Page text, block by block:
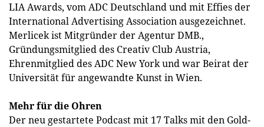
LIA Awards, vom ADC Deutschland und mit Effies der
International Advertising Association ausgezeichnet.
Merlicek ist Mitgründer der Agentur DMB.,
Gründungsmitglied des Creativ Club Austria,
Ehrenmitglied des ADC New York und war Beirat der
Universität für angewandte Kunst in Wien.
Mehr für die Ohren
Der neu gestartete Podcast mit 17 Talks mit den Gold-